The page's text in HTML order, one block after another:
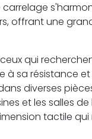
offrant une
qui
à sa résistance
diverses
et les salles de
tactile qui